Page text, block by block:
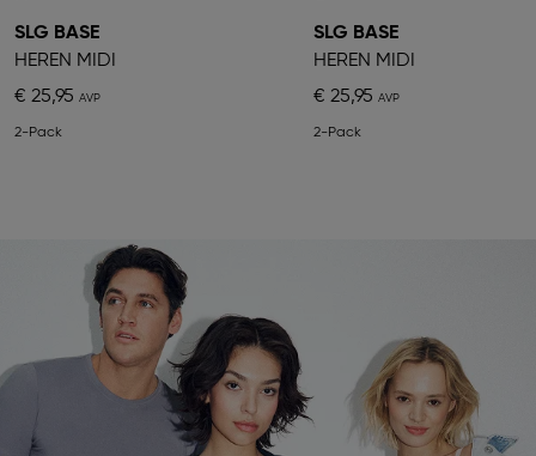
SLG BASE
HEREN MIDI
€ 25,95
2-Pack
SLG BASE
HEREN MIDI
€ 25,95
2-Pack